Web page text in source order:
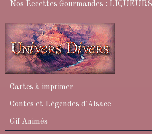
Nos Recettes Gourmandes : LIQUEURS
Cartes à imprimer
Contes et Légendes d'Alsace
Gif Animés